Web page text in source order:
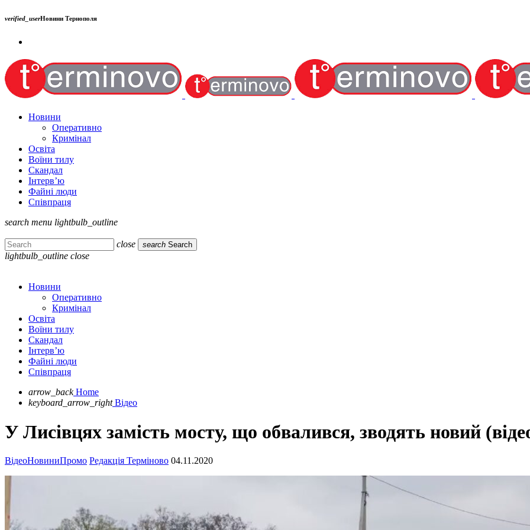
verified_userНовини Тернополя
Новини
Оперативно
Кримінал
Освіта
Воїни тилу
Скандал
Інтерв’ю
Файні люди
Співпраця
search menu lightbulb_outline
close search Search
lightbulb_outline close
Новини
Оперативно
Кримінал
Освіта
Воїни тилу
Скандал
Інтерв’ю
Файні люди
Співпраця
arrow_back Home
keyboard_arrow_right Відео
У Лисівцях замість мосту, що обвалився, зводять новий
ВідеоНовиниПромо Редакція Терміново 04.11.2020